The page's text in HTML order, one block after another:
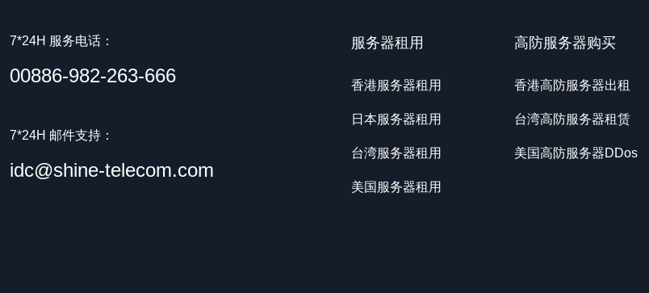
7*24H 服务电话：
00886-982-263-666
7*24H 邮件支持：
idc@shine-telecom.com
服务器租用
香港服务器租用
日本服务器租用
台湾服务器租用
美国服务器租用
高防服务器购买
香港高防服务器出租
台湾高防服务器租赁
美国高防服务器DDos